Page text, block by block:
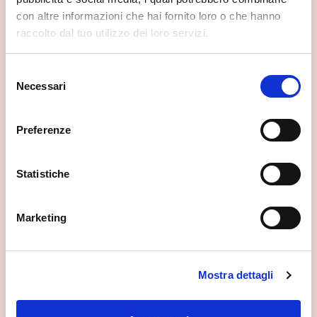
con altre informazioni che hai fornito loro o che hanno
raccolto dal tuo utilizzo dei loro servizi.
delNecessari
Preferenze
Statistiche
Marketing
Mostra dettagli